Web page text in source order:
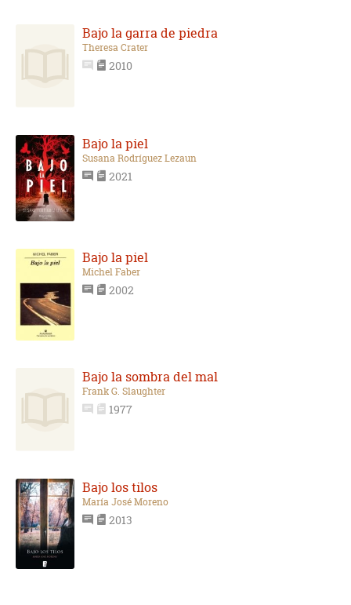
Bajo la garra de piedra
Theresa Crater
2010
Bajo la piel
Susana Rodríguez Lezaun
2021
Bajo la piel
Michel Faber
2002
Bajo la sombra del mal
Frank G. Slaughter
1977
Bajo los tilos
María José Moreno
2013